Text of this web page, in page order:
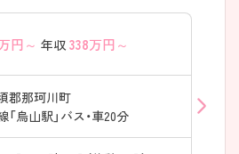
円～ 年収 338万円～
郡那珂川町
「烏山駅」バス・車20分